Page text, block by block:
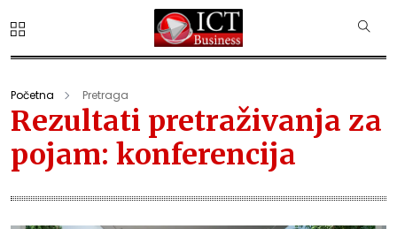
Početna Pretraga
Rezultati pretraživanja za
pojam: konferencija